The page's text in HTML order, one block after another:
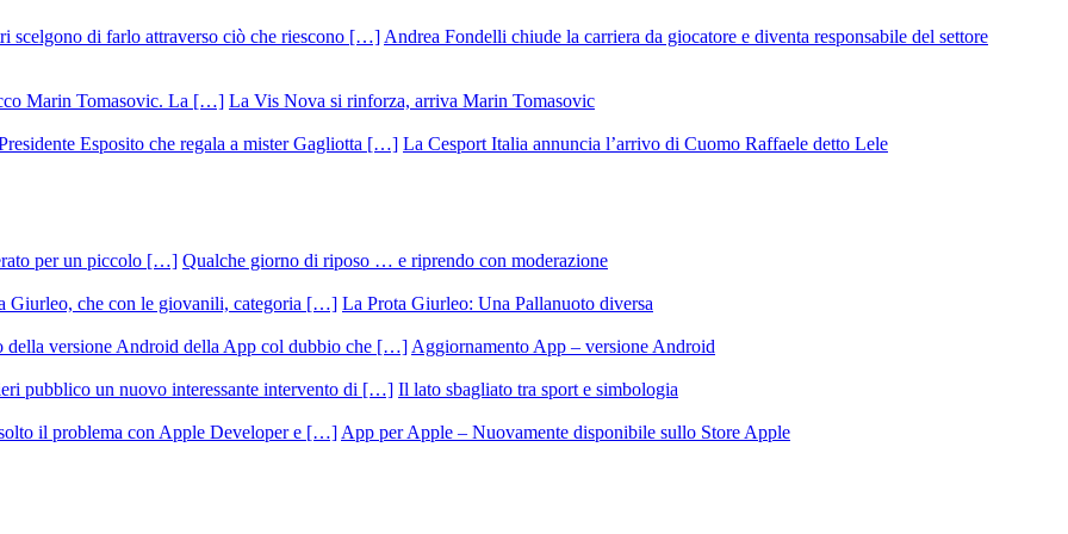
Andrea Fondelli chiude la carriera da giocatore e diventa responsabile del settore
La Vis Nova si rinforza, arriva Marin Tomasovic
La Cesport Italia annuncia l’arrivo di Cuomo Raffaele detto Lele
Qualche giorno di riposo … e riprendo con moderazione
La Prota Giurleo: Una Pallanuoto diversa
Aggiornamento App – versione Android
Il lato sbagliato tra sport e simbologia
App per Apple – Nuovamente disponibile sullo Store Apple